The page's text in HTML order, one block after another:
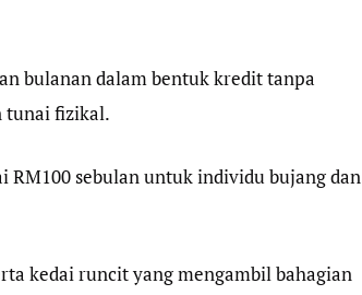
bulanan dalam bentuk kredit tanpa
tunai fizikal.
RM100 sebulan untuk individu bujang dan
kedai runcit yang mengambil bahagian